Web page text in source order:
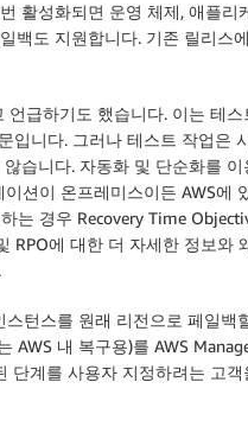
활성화되면 운영 체제, 애플리
백도 지원합니다. 기존 릴리스
급하기도 했습니다. 이는 테스
입니다. 그러나 테스트 작업은
습니다. 자동화 및 단순화를 이
션이 온프레미스이든 AWS에
는 경우 Recovery Time
RPO에 대한 더 자세한 정보와
스턴스를 원래 리전으로 페일백
AWS 내 복구용)를 AWS
계를 사용자 지정하려는 고객